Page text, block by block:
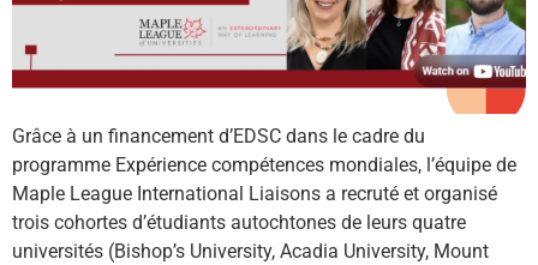
Grâce à un financement d’EDSC dans le cadre du
programme Expérience compétences mondiales, l’équipe de
Maple League International Liaisons a recruté et organisé
trois cohortes d’étudiants autochtones de leurs quatre
universités (Bishop’s University, Acadia University, Mount